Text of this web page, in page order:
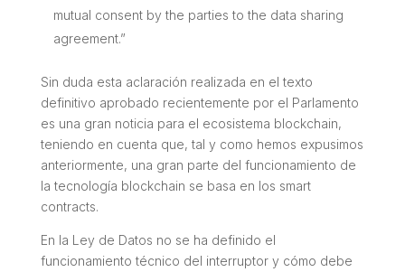
mutual consent by the parties to the data sharing
agreement.”
Sin duda esta aclaración realizada en el texto
definitivo aprobado recientemente por el Parlamento
es una gran noticia para el ecosistema blockchain,
teniendo en cuenta que, tal y como hemos expusimos
anteriormente, una gran parte del funcionamiento de
la tecnología blockchain se basa en los smart
contracts.
En la Ley de Datos no se ha definido el
funcionamiento técnico del interruptor y cómo debe